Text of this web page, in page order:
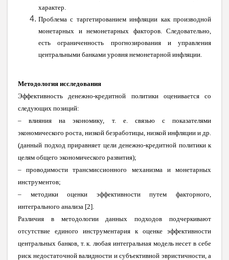
характер.
Проблема с таргетированием инфляции как производной
монетарных и немонетарных факторов. Следовательно,
есть ограниченность прогнозирования и управления
центральными банками уровня немонетарной инфляции.
Методология исследования
Эффективность денежно-кредитной политики оценивается со
следующих позиций:
– влияния на экономику, т. е. связью с показателями
экономического роста, низкой безработицы, низкой инфляции и др.
(данный подход приравняет цели денежно-кредитной политики к
целям общего экономического развития);
– проводимости трансмиссионного механизма и монетарных
инструментов;
– методики оценки эффективности путем факторного,
интегрального анализа [2].
Различия в методологии данных подходов подчеркивают
отсутствие единого инструментария к оценке эффективности
центральных банков, т. к. любая интегральная модель несет в себе
риск недостаточной валидности и субъективной эвристичности, а